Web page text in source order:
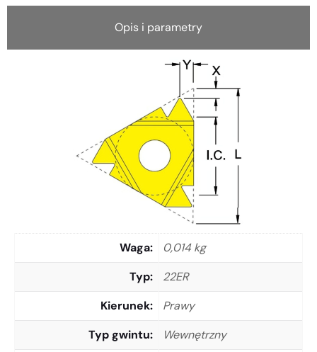
Opis i parametry
Waga
0,014 kg
Typ
22ER
Kierunek
Prawy
Typ gwintu
Wewnętrzny